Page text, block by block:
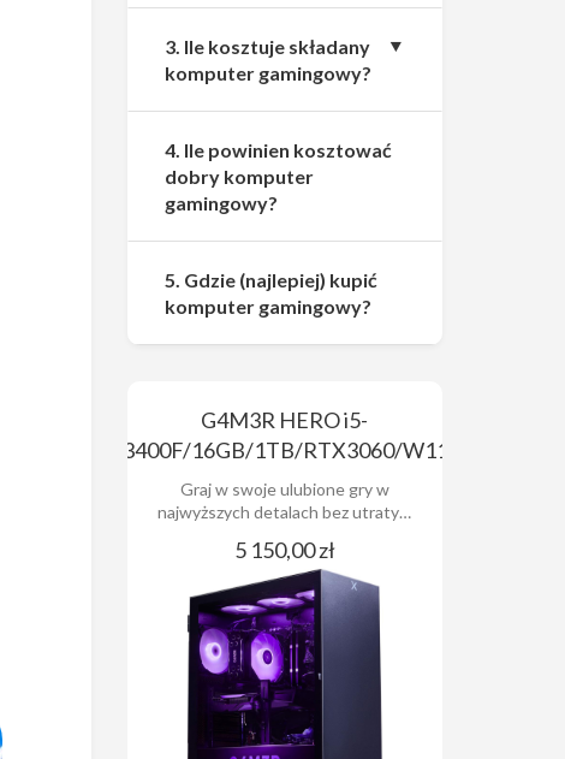
3. Ile kosztuje składany
komputer gamingowy?
4. Ile powinien kosztować
dobry komputer
gamingowy?
5. Gdzie (najlepiej) kupić
komputer gamingowy?
G4M3R HERO i5-
13400F/16GB/1TB/RTX3060/W11x
Graj w swoje ulubione gry w
najwyższych detalach bez utraty…
5 150,00 zł